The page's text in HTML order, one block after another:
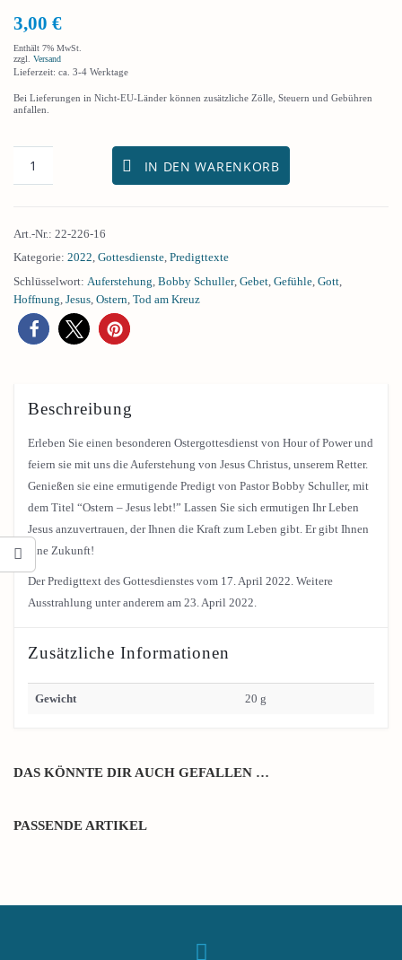
3,00 €
Enthält 7% MwSt.
zzgl. Versand
Lieferzeit: ca. 3-4 Werktage
Bei Lieferungen in Nicht-EU-Länder können zusätzliche Zölle, Steuern und Gebühren
anfallen.
IN DEN WARENKORB
Art.-Nr.: 22-226-16
Kategorie: 2022, Gottesdienste, Predigttexte
Schlüsselwort: Auferstehung Bobby Schuller, Gebet Gefühle Gott
Hoffnung Jesus Ostern Tod am Kreuz
Beschreibung
Erleben Sie einen besonderen Ostergottesdienst von Hour of Power und
feiern sie mit uns die Auferstehung von Jesus Christus, unserem Retter.
Genießen sie eine ermutigende Predigt von Pastor Bobby Schuller, mit
dem Titel “Ostern – Jesus lebt!” Lassen Sie sich ermutigen Ihr Leben
Jesus anzuvertrauen, der Ihnen die Kraft zum Leben gibt. Er gibt Ihnen
eine Zukunft!
Der Predigttext des Gottesdienstes vom 17. April 2022. Weitere
Ausstrahlung unter anderem am 23. April 2022.
Zusätzliche Informationen
Gewicht 20 g
DAS KÖNNTE DIR AUCH GEFALLEN …
PASSENDE ARTIKEL